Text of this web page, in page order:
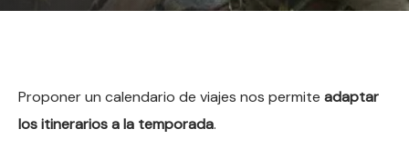
Proponer un calendario de viajes nos permite adaptar
los itinerarios a la temporada.